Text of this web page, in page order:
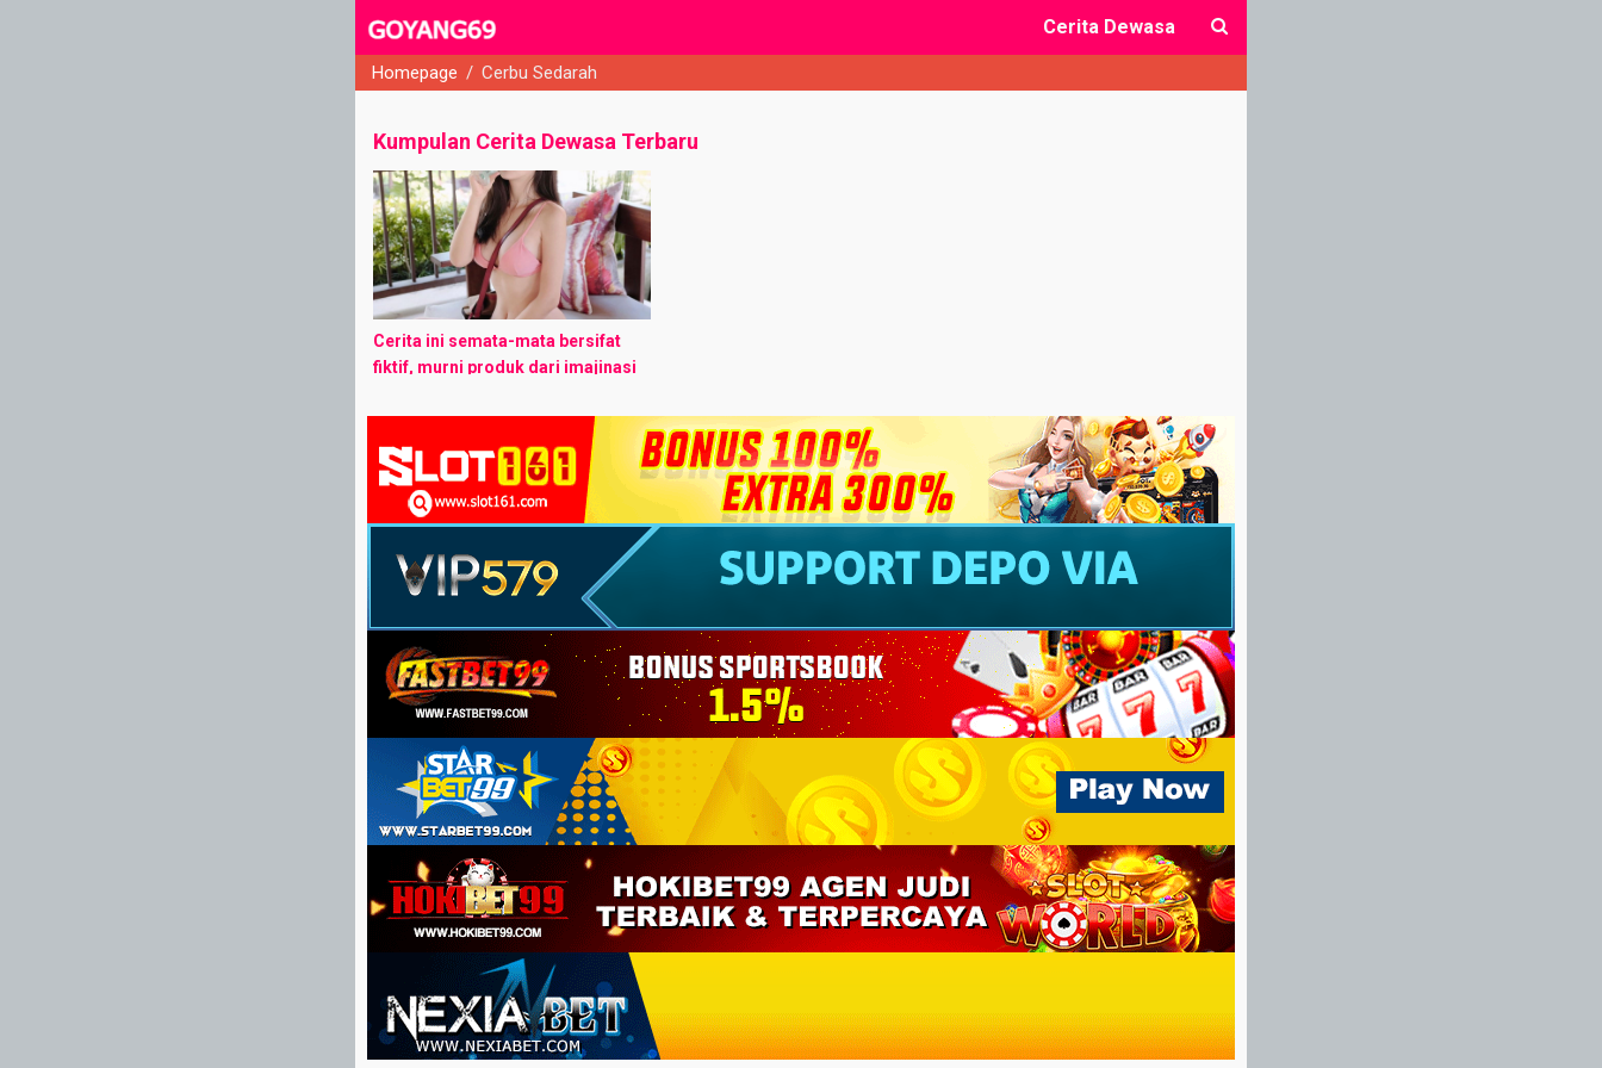
Cerita Dewasa
Homepage / Cerbu Sedarah
Kumpulan Cerita Dewasa Terbaru
Cerita ini semata-mata bersifat
fiktif, murni produk dari imajinasi
tokoh, tempat kejadian ataupun
cerita, itu adalah kebetulan semata
dan ...